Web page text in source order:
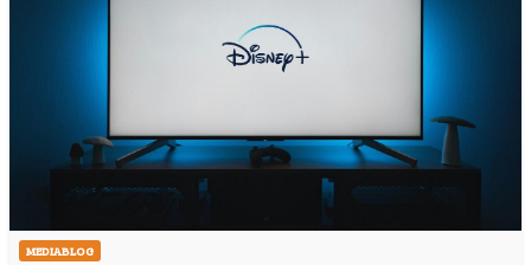
MEDIABLOG